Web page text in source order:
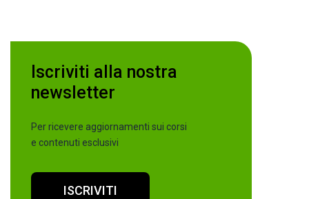
Iscriviti alla nostra
newsletter
Per ricevere aggiornamenti sui corsi
e contenuti esclusivi
ISCRIVITI